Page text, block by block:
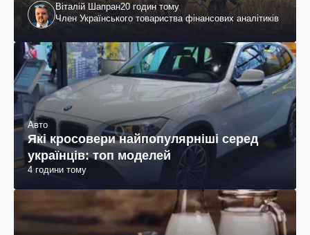
Віталій Шапран20 годин тому
Член Українського товариства фінансових аналітиків
Авто
Які кросовери найпопулярніші серед
українців: топ моделей
4 години тому